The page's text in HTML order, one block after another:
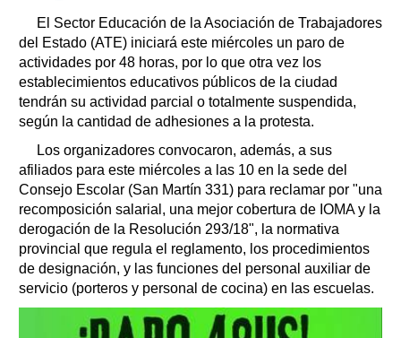
El Sector Educación de la Asociación de Trabajadores
del Estado (ATE) iniciará este miércoles un paro de
actividades por 48 horas, por lo que otra vez los
establecimientos educativos públicos de la ciudad
tendrán su actividad parcial o totalmente suspendida,
según la cantidad de adhesiones a la protesta.
Los organizadores convocaron, además, a sus
afiliados para este miércoles a las 10 en la sede del
Consejo Escolar (San Martín 331) para reclamar por "una
recomposición salarial, una mejor cobertura de IOMA y la
derogación de la Resolución 293/18", la normativa
provincial que regula el reglamento, los procedimientos
de designación, y las funciones del personal auxiliar de
servicio (porteros y personal de cocina) en las escuelas.